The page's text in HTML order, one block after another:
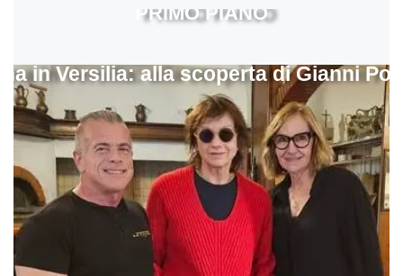
in Versilia: alla scoperta di Gianni
PRIMO PIANO